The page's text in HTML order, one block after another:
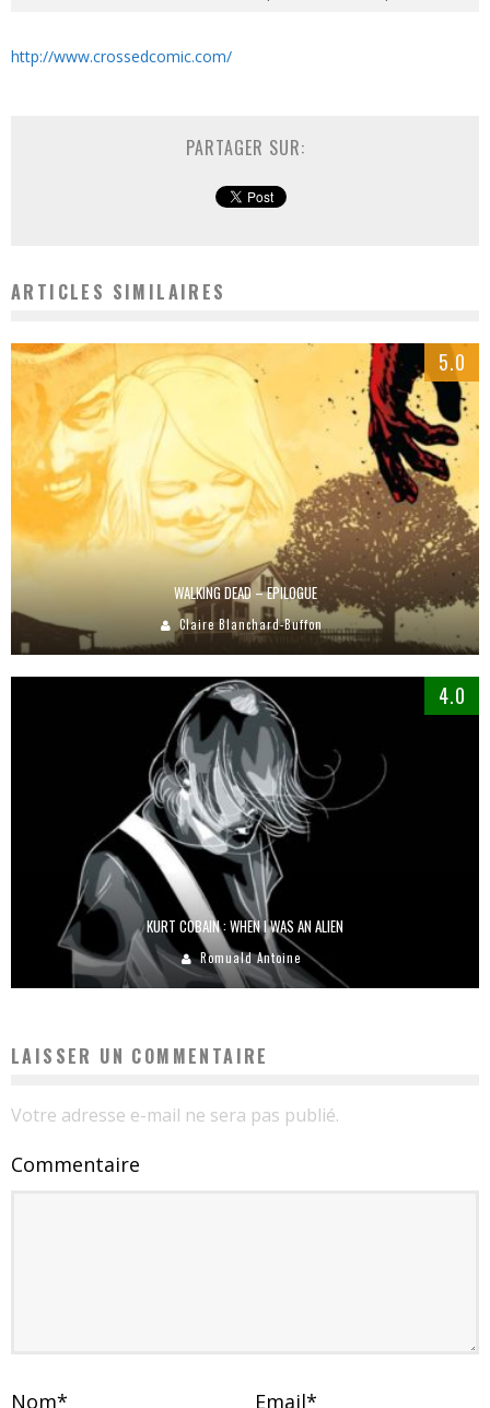
http://www.crossedcomic.com/
PARTAGER SUR:
ARTICLES SIMILAIRES
5.0
WALKING DEAD – EPILOGUE
Claire Blanchard-Buffon
4.0
KURT COBAIN : WHEN I WAS AN ALIEN
Romuald Antoine
LAISSER UN COMMENTAIRE
Votre adresse e-mail ne sera pas publié.
Commentaire
Nom* Email*